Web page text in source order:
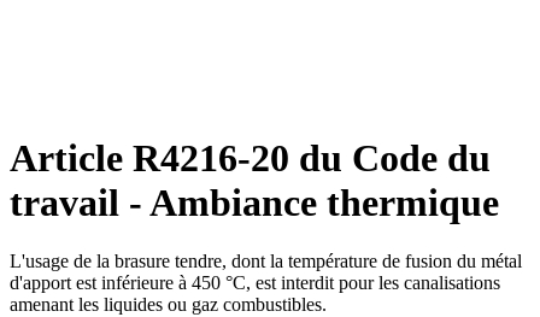
Article R4216-20 du Code du
travail - Ambiance thermique
L'usage de la brasure tendre, dont la température de fusion du métal
d'apport est inférieure à 450 °C, est interdit pour les canalisations
amenant les liquides ou gaz combustibles.